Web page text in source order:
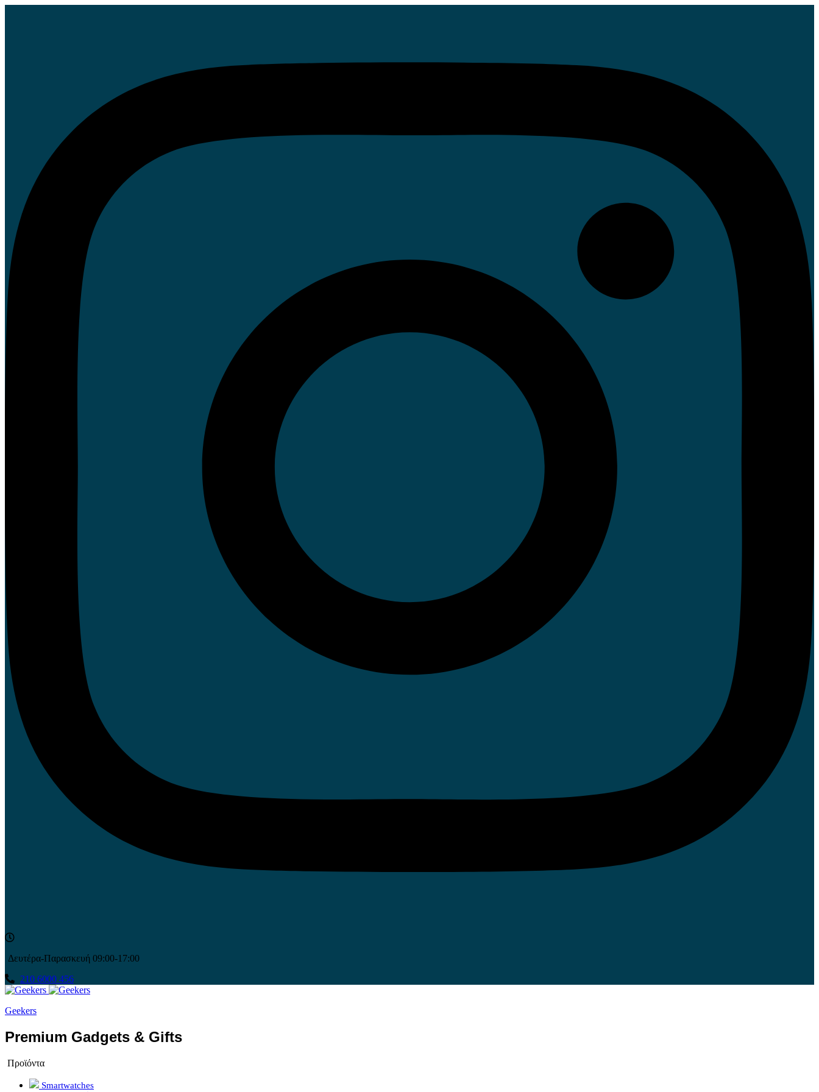
Δευτέρα-Παρασκευή 09:00-17:00
210 6000 456
Geekers
Premium Gadgets & Gifts
Προϊόντα
Smartwatches